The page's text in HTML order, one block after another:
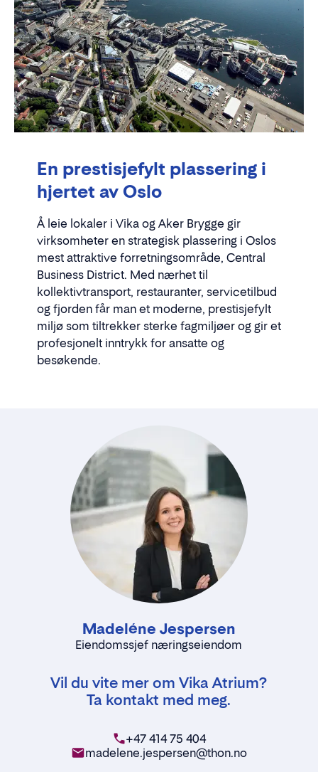
En prestisjefylt plassering i
hjertet av Oslo
Å leie lokaler i Vika og Aker Brygge gir
virksomheter en strategisk plassering i Oslos
mest attraktive forretningsområde, Central
Business District. Med nærhet til
kollektivtransport, restauranter, servicetilbud
og fjorden får man et moderne, prestisjefylt
miljø som tiltrekker sterke fagmiljøer og gir et
profesjonelt inntrykk for ansatte og
besøkende.
Vil du vite mer om Vika Atrium?
Ta kontakt med meg.
Madeléne Jespersen
Eiendomssjef næringseiendom
+47 414 75 404
madelene.jespersen@thon.no